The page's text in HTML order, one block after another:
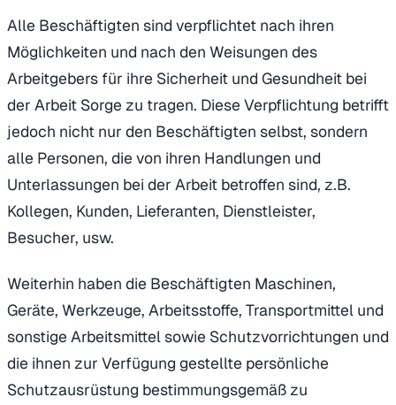
Alle Beschäftigten sind verpflichtet nach ihren
Möglichkeiten und nach den Weisungen des
Arbeitgebers für ihre Sicherheit und Gesundheit bei
der Arbeit Sorge zu tragen. Diese Verpflichtung betrifft
jedoch nicht nur den Beschäftigten selbst, sondern
alle Personen, die von ihren Handlungen und
Unterlassungen bei der Arbeit betroffen sind, z.B.
Kollegen, Kunden, Lieferanten, Dienstleister,
Besucher, usw.
Weiterhin haben die Beschäftigten Maschinen,
Geräte, Werkzeuge, Arbeitsstoffe, Transportmittel und
sonstige Arbeitsmittel sowie Schutzvorrichtungen und
die ihnen zur Verfügung gestellte persönliche
Schutzausrüstung bestimmungsgemäß zu